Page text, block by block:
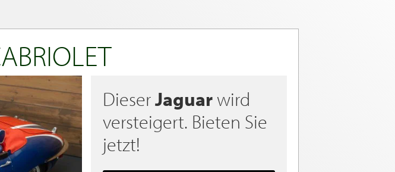
DieserJaguar wird
versteigert. Bieten Sie
jetzt!